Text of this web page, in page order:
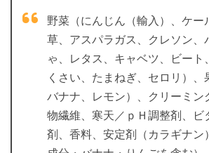
野菜（にんじん（輸入）、ケー
草、アスパラガス、クレソン、
ゃ、レタス、キャベツ、ビート
くさい、たまねぎ、セロリ）、
バナナ、レモン）、クリーミン
物繊維、寒天／ｐＨ調整剤、ビ
剤、香料、安定剤（カラギナン